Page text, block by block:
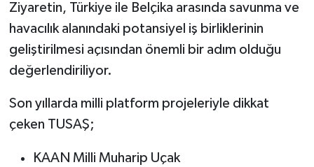
Ziyaretin, Türkiye ile Belçika arasında savunma ve
havacılık alanındaki potansiyel iş birliklerinin
geliştirilmesi açısından önemli bir adım olduğu
değerlendiriliyor.
Son yıllarda milli platform projeleriyle dikkat
çeken TUSAŞ;
KAAN Milli Muharip Uçak